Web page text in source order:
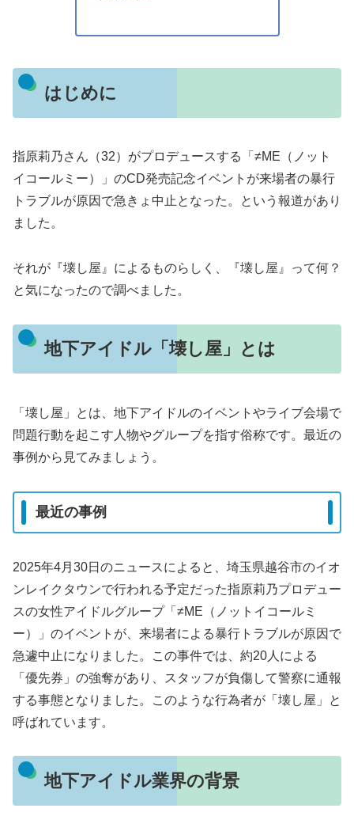
はじめに
指原莉乃さん（32）がプロデュースする「≠ME（ノット
イコールミー）」のCD発売記念イベントが来場者の暴行
トラブルが原因で急きょ中止となった。という報道があり
ました。
それが『壊し屋』によるものらしく、『壊し屋』って何？
と気になったので調べました。
地下アイドル「壊し屋」とは
「壊し屋」とは、地下アイドルのイベントやライブ会場で
問題行動を起こす人物やグループを指す俗称です。最近の
事例から見てみましょう。
最近の事例
2025年4月30日のニュースによると、埼玉県越谷市のイオ
ンレイクタウンで行われる予定だった指原莉乃プロデュー
スの女性アイドルグループ「≠ME（ノットイコールミ
ー）」のイベントが、来場者による暴行トラブルが原因で
急遽中止になりました。この事件では、約20人による
「優先券」の強奪があり、スタッフが負傷して警察に通報
する事態となりました。このような行為者が「壊し屋」と
呼ばれています。
地下アイドル業界の背景